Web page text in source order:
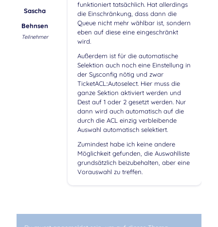
Sascha
Behnsen
Teilnehmer
funktioniert tatsächlich. Hat allerdings
die Einschränkung, dass dann die
Queue nicht mehr wählbar ist, sondern
eben auf diese eine eingeschränkt
wird.
Außerdem ist für die automatische
Selektion auch noch eine Einstellung in
der Sysconfig nötig und zwar
TicketACL::Autoselect. Hier muss die
ganze Sektion aktiviert werden und
Dest auf 1 oder 2 gesetzt werden. Nur
dann wird auch automatisch auf die
durch die ACL einzig verbleibende
Auswahl automatisch selektiert.
Zumindest habe ich keine andere
Möglichkeit gefunden, die Auswahlliste
grundsätzlich beizubehalten, aber eine
Vorauswahl zu treffen.